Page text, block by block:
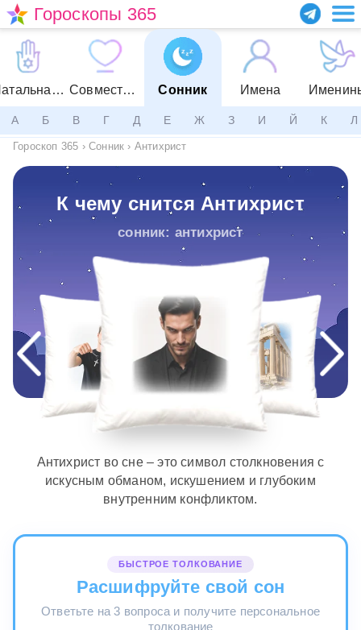
Гороскопы 365
Натальная карта Совместимость Сонник Имена
А Б В Г Д Е Ж З И Й К Л
Гороскоп 365 › Сонник › Антихрист
К чему снится Антихрист
сонник: антихрист
Антихрист во сне – это символ столкновения с
искусным обманом, искушением и глубоким
внутренним конфликтом.
БЫСТРОЕ ТОЛКОВАНИЕ
Расшифруйте свой сон
Ответьте на 3 вопроса и получите персональное
толкование